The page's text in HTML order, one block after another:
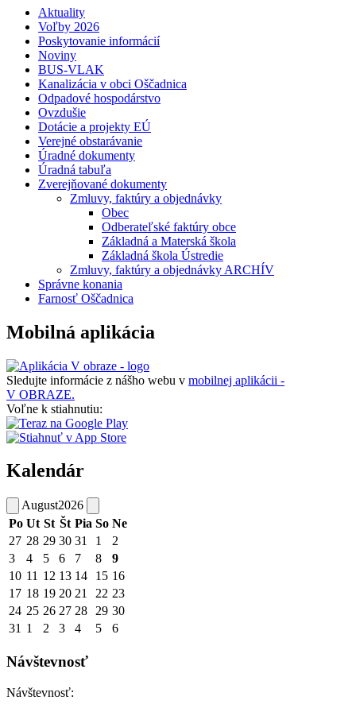
Aktuality
Voľby 2026
Poskytovanie informácií
Noviny
BUS-VLAK
Kanalizácia v obci Oščadnica
Odpadové hospodárstvo
Ovzdušie
Dotácie a projekty EÚ
Verejné obstarávanie
Úradné dokumenty
Úradná tabuľa
Zverejňované dokumenty
Zmluvy, faktúry a objednávky
Obec
Odberateľské faktúry obce
Základná a Materská škola
Základná škola Ústredie
Zmluvy, faktúry a objednávky ARCHÍV
Správne konania
Farnosť Oščadnica
Mobilná aplikácia
Sledujte informácie z nášho webu v mobilnej aplikácii -
V OBRAZE.
Voľne k stiahnutiu:
Kalendár
August2026
Po Ut St Št Pia So Ne
27 28 29 30 31 1
2
3
4 5 6 7 8
9
10 11 12 13 14 15 16
17 18 19 20 21 22 23
24 25 26 27 28 29 30
31 1 2 3 4 5 6
Návštevnosť
Návštevnosť: